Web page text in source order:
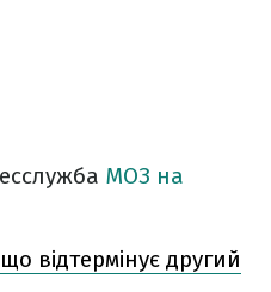
МОЗ на
відтермінує другий